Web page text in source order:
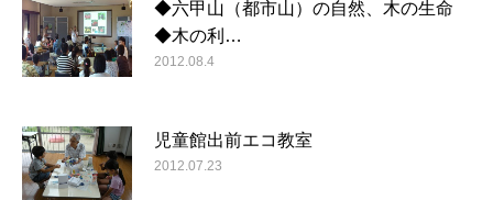
◆六甲山（都市山）の自然、木の生命
◆木の利…
2012.08.4
児童館出前エコ教室
2012.07.23